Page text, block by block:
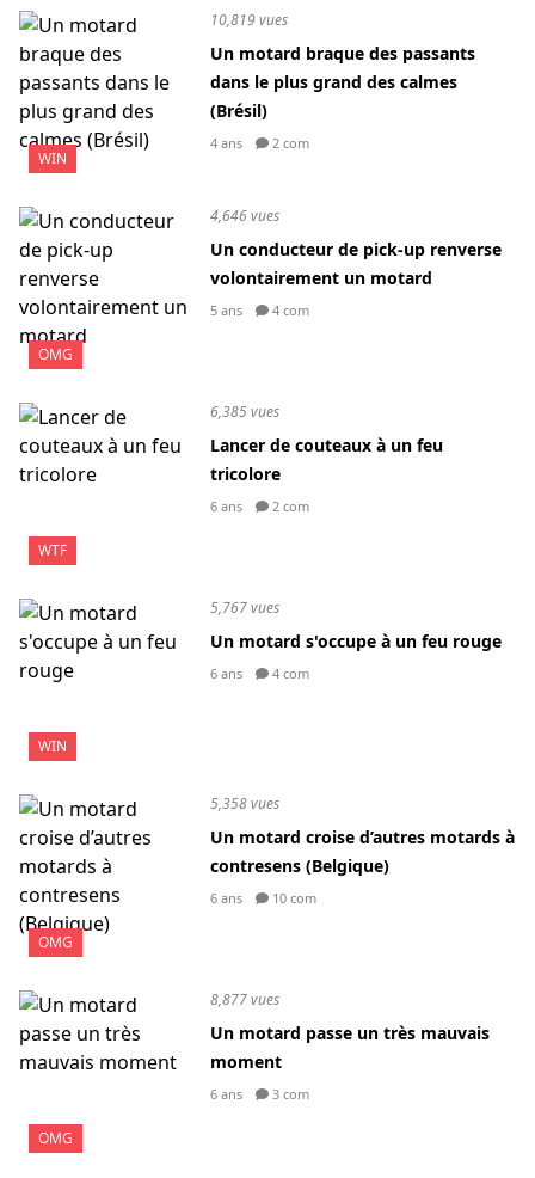
WIN
10,819 vues
Un motard braque des passants
dans le plus grand des calmes
(Brésil)
4 ans 2 com
OMG
4,646 vues
Un conducteur de pick-up renverse
volontairement un motard
5 ans 4 com
WTF
6,385 vues
Lancer de couteaux à un feu
tricolore
6 ans 2 com
WIN
5,767 vues
Un motard s'occupe à un feu rouge
6 ans 4 com
OMG
5,358 vues
Un motard croise d’autres motards à
contresens (Belgique)
6 ans 10 com
OMG
8,877 vues
Un motard passe un très mauvais
moment
6 ans 3 com